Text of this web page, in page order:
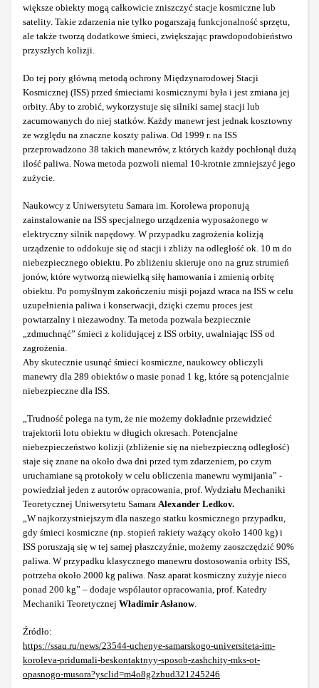
większe obiekty mogą całkowicie zniszczyć stacje kosmiczne lub
satelity. Takie zdarzenia nie tylko pogarszają funkcjonalność sprzętu,
ale także tworzą dodatkowe śmieci, zwiększając prawdopodobieństwo
przyszłych kolizji.
Do tej pory główną metodą ochrony Międzynarodowej Stacji
Kosmicznej (ISS) przed śmieciami kosmicznymi była i jest zmiana jej
orbity. Aby to zrobić, wykorzystuje się silniki samej stacji lub
zacumowanych do niej statków. Każdy manewr jest jednak kosztowny
ze względu na znaczne koszty paliwa. Od 1999 r. na ISS
przeprowadzono 38 takich manewrów, z których każdy pochłonął dużą
ilość paliwa. Nowa metoda pozwoli niemal 10-krotnie zmniejszyć jego
zużycie.
Naukowcy z Uniwersytetu Samara im. Korolewa proponują
zainstalowanie na ISS specjalnego urządzenia wyposażonego w
elektryczny silnik napędowy. W przypadku zagrożenia kolizją
urządzenie to oddokuje się od stacji i zbliży na odległość ok. 10 m do
niebezpiecznego obiektu. Po zbliżeniu skieruje ono na gruz strumień
jonów, które wytworzą niewielką siłę hamowania i zmienią orbitę
obiektu. Po pomyślnym zakończeniu misji pojazd wraca na ISS w celu
uzupełnienia paliwa i konserwacji, dzięki czemu proces jest
powtarzalny i niezawodny. Ta metoda pozwala bezpiecznie
„zdmuchnąć” śmieci z kolidującej z ISS orbity, uwalniając ISS od
zagrożenia.
Aby skutecznie usunąć śmieci kosmiczne, naukowcy obliczyli
manewry dla 289 obiektów o masie ponad 1 kg, które są potencjalnie
niebezpieczne dla ISS.
„Trudność polega na tym, że nie możemy dokładnie przewidzieć
trajektorii lotu obiektu w długich okresach. Potencjalne
niebezpieczeństwo kolizji (zbliżenie się na niebezpieczną odległość)
staje się znane na około dwa dni przed tym zdarzeniem, po czym
uruchamiane są protokoły w celu obliczenia manewru wymijania” -
powiedział jeden z autorów opracowania, prof. Wydziału Mechaniki
Teoretycznej Uniwersytetu Samara Alexander Ledkov.
„W najkorzystniejszym dla naszego statku kosmicznego przypadku,
gdy śmieci kosmiczne (np. stopień rakiety ważący około 1400 kg) i
ISS poruszają się w tej samej płaszczyźnie, możemy zaoszczędzić 90%
paliwa. W przypadku klasycznego manewru dostosowania orbity ISS,
potrzeba około 2000 kg paliwa. Nasz aparat kosmiczny zużyje nieco
ponad 200 kg” – dodaje wspólautor opracowania, prof. Katedry
Mechaniki Teoretycznej Władimir Asłanow.
Źródło:
https://ssau.ru/news/23544-uchenye-samarskogo-universiteta-im-
koroleva-pridumali-beskontaktnyy-sposob-zashchity-mks-ot-
opasnogo-musora?ysclid=m4o8g2zbud321245246